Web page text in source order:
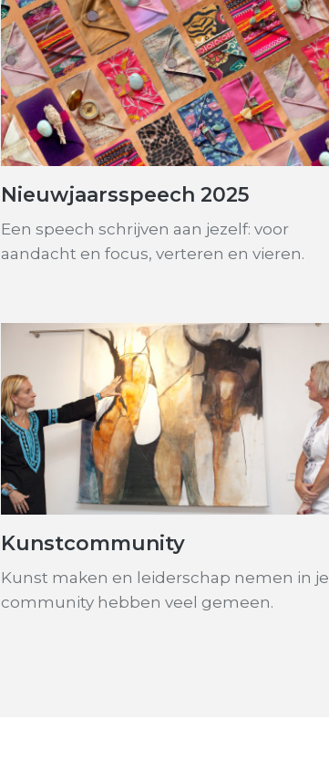
Nieuwjaarsspeech 2025
Een speech schrijven aan jezelf: voor
aandacht en focus, verteren en vieren.
Kunstcommunity
Kunst maken en leiderschap nemen in je
community hebben veel gemeen.